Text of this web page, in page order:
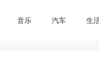
音乐 汽车 生